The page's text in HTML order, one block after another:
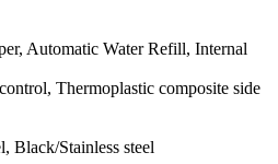
Automatic Water Refill, Internal
Thermoplastic composite side
Black/Stainless steel